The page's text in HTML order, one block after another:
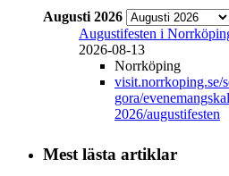
Augusti 2026
Augustifesten i
2026-08-13
Norrköping
visit.norrkoping.se/
gora/
2026/augustifesten
Mest lästa artiklar